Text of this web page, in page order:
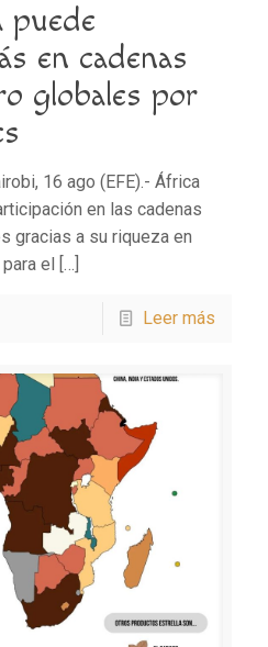
en cadenas
globales por
16 ago (EFE).- África
en las cadenas
gracias a su riqueza en
el […]
Leer más